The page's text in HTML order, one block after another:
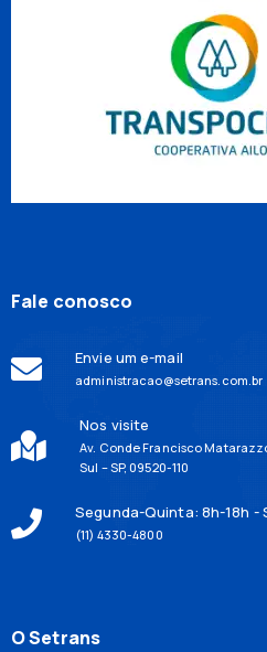
Fale conosco
Envie um e-mail
administracao@setrans.com.br
Nos visite
Av. Conde Francisco
Sul – SP, 09520-110
Segunda-Quinta: 8h-18h -
(11) 4330-4800
O Setrans